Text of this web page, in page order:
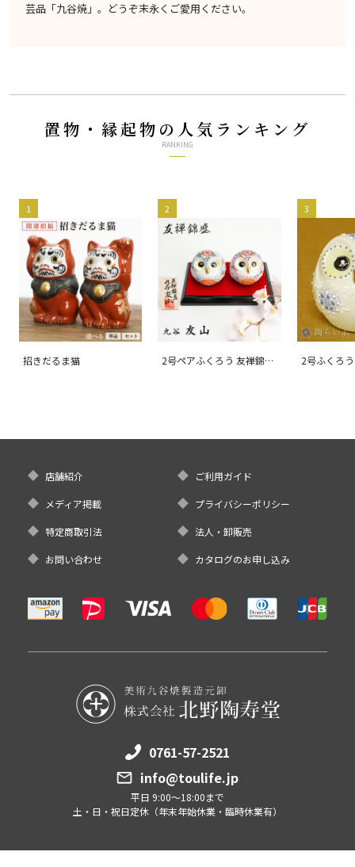
芸品「九谷焼」。どうぞ末永くご愛用ください。
置物・縁起物の人気ランキング
RANKING
1
招きだるま猫
2
2号ペアふくろう 友禅錦
3
2号ふくろ
店舗紹介 ご利用ガイド
メディア掲載 プライバシーポリシー
特定商取引法 法人・卸販売
お問い合わせ カタログのお申し込み
0761-57-2521
info@toulife.jp
平日 9:00～18:00まで
土・日・祝日定休（年末年始休業・臨時休業有）